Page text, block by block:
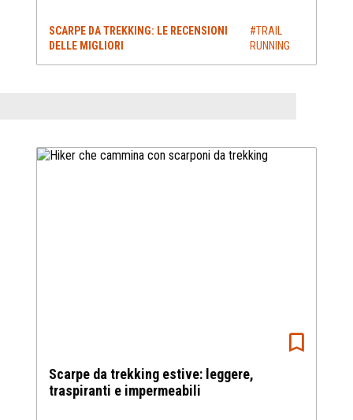
SCARPE DA TREKKING: LE RECENSIONI
DELLE MIGLIORI
#TRAIL
RUNNING
Scarpe da trekking estive: leggere,
traspiranti e impermeabili